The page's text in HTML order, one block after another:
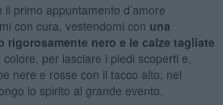
primo appuntamento d’amore
con cura, vestendomi con una
rigorosamente nero e le calze tagliate
per lasciare i piedi scoperti e,
nere e rosse con il tacco alto, nel
lo spirito al grande evento.